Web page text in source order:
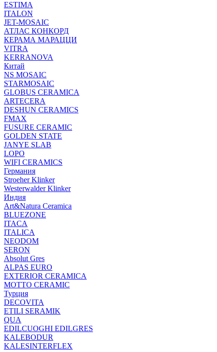
ESTIMA
ITALON
JET-MOSAIC
АТЛАС КОНКОРД
КЕРАМА МАРАЦЦИ
VITRA
KERRANOVA
Китай
NS MOSAIC
STARMOSAIC
GLOBUS CERAMICA
ARTECERA
DESHUN CERAMICS
FMAX
FUSURE CERAMIC
GOLDEN STATE
JANYE SLAB
LOPO
WIFI CERAMICS
Германия
Stroeher Klinker
Westerwalder Klinker
Индия
Art&Natura Ceramica
BLUEZONE
ITACA
ITALICA
NEODOM
SERON
Absolut Gres
ALPAS EURO
EXTERIOR CERAMICA
MOTTO CERAMIC
Турция
DECOVITA
ETILI SERAMIK
QUA
EDILCUOGHI EDILGRES
KALEBODUR
KALESINTERFLEX